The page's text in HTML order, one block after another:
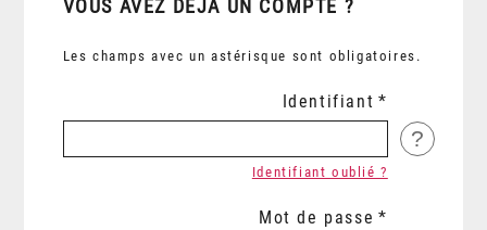
VOUS AVEZ DÉJÀ UN COMPTE ?
Les champs avec un astérisque sont obligatoires.
Identifiant
?
Identifiant oublié ?
Mot de passe